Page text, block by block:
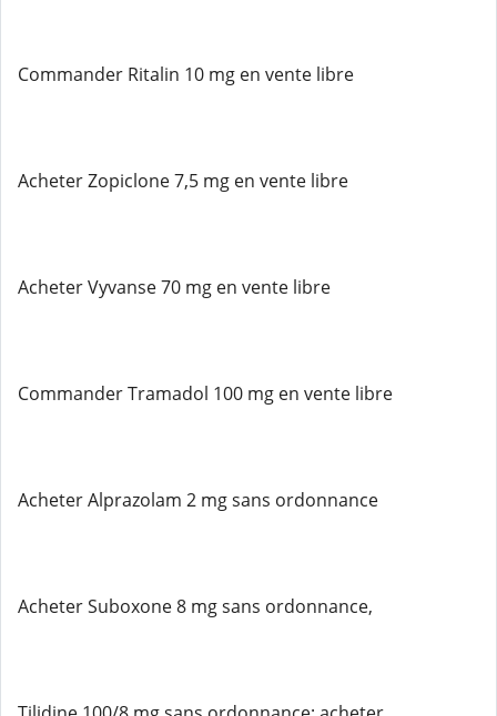
Commander Ritalin 10 mg en vente libre
Acheter Zopiclone 7,5 mg en vente libre
Acheter Vyvanse 70 mg en vente libre
Commander Tramadol 100 mg en vente libre
Acheter Alprazolam 2 mg sans ordonnance
Acheter Suboxone 8 mg sans ordonnance,